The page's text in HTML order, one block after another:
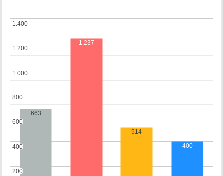
200
200
400
400
600
600
800
800
1.000
1.000
1.200
1.200
1.400
1.400
663
1.237
514
400